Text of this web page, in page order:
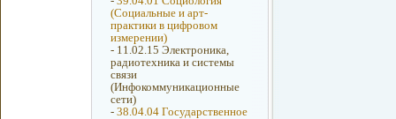
(Социальные и арт-
практики в цифровом
измерении)
- 11.02.15 Электроника,
радиотехника и системы
связи
(Инфокоммуникационные
сети)
- 38.04.04 Государственное